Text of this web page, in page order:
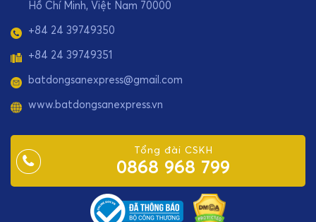
Hồ Chí Minh, Việt Nam 70000
+84 24 39749350
+84 24 39749351
batdongsanexpress@gmail.com
www.batdongsanexpress.vn
Tổng đài CSKH
0868 968 799